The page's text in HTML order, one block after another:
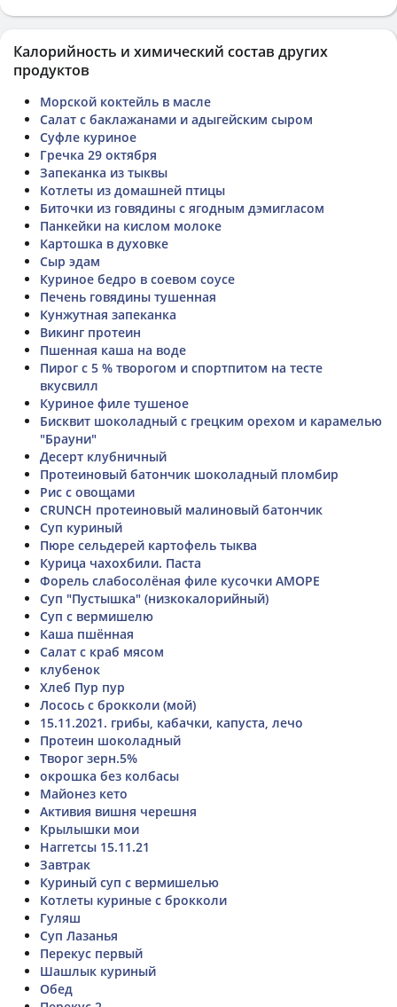
Калорийность и химический состав других
продуктов
Морской коктейль в масле
Салат с баклажанами и адыгейским сыром
Суфле куриное
Гречка 29 октября
Запеканка из тыквы
Котлеты из домашней птицы
Биточки из говядины с ягодным дэмигласом
Панкейки на кислом молоке
Картошка в духовке
Сыр эдам
Куриное бедро в соевом соусе
Печень говядины тушенная
Кунжутная запеканка
Викинг протеин
Пшенная каша на воде
Пирог с 5 % творогом и спортпитом на тесте
вкусвилл
Куриное филе тушеное
Бисквит шоколадный с грецким орехом и карамелью
"Брауни"
Десерт клубничный
Протеиновый батончик шоколадный пломбир
Рис с овощами
CRUNCH протеиновый малиновый батончик
Суп куриный
Пюре сельдерей картофель тыква
Курица чахохбили. Паста
Форель слабосолёная филе кусочки АМОРЕ
Суп "Пустышка" (низкокалорийный)
Суп с вермишелю
Каша пшённая
Салат с краб мясом
клубенок
Хлеб Пур пур
Лосось с брокколи (мой)
15.11.2021. грибы, кабачки, капуста, лечо
Протеин шоколадный
Творог зерн.5%
окрошка без колбасы
Майонез кето
Активия вишня черешня
Крылышки мои
Наггетсы 15.11.21
Завтрак
Куриный суп с вермишелью
Котлеты куриные с брокколи
Гуляш
Суп Лазанья
Перекус первый
Шашлык куриный
Обед